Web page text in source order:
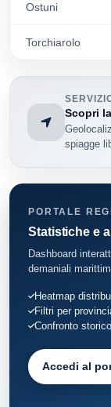
Ostuni
Torchiarolo
Scopri
spiagge
PORTALE
Statistiche e
Dashboard
demaniali
Heatmap
Filtri per
Confronto
Accedi al